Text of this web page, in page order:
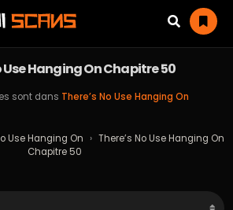
Use Hanging On Chapitre 50
sont dans There’s No Use Hanging On
Use Hanging On › There’s No Use Hanging On
Chapitre 50